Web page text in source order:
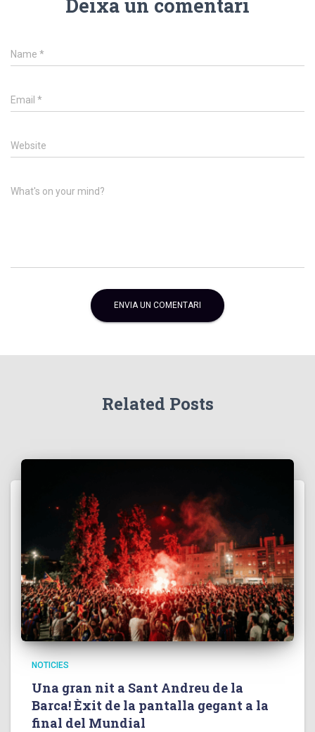
Deixa un comentari
Name *
Email *
Website
What's on your mind?
Related Posts
NOTICIES
Una gran nit a Sant Andreu de la
Barca! Èxit de la pantalla gegant a la
final del Mundial